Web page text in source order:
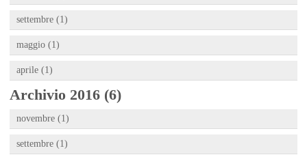
settembre (1)
maggio (1)
aprile (1)
Archivio 2016 (6)
novembre (1)
settembre (1)